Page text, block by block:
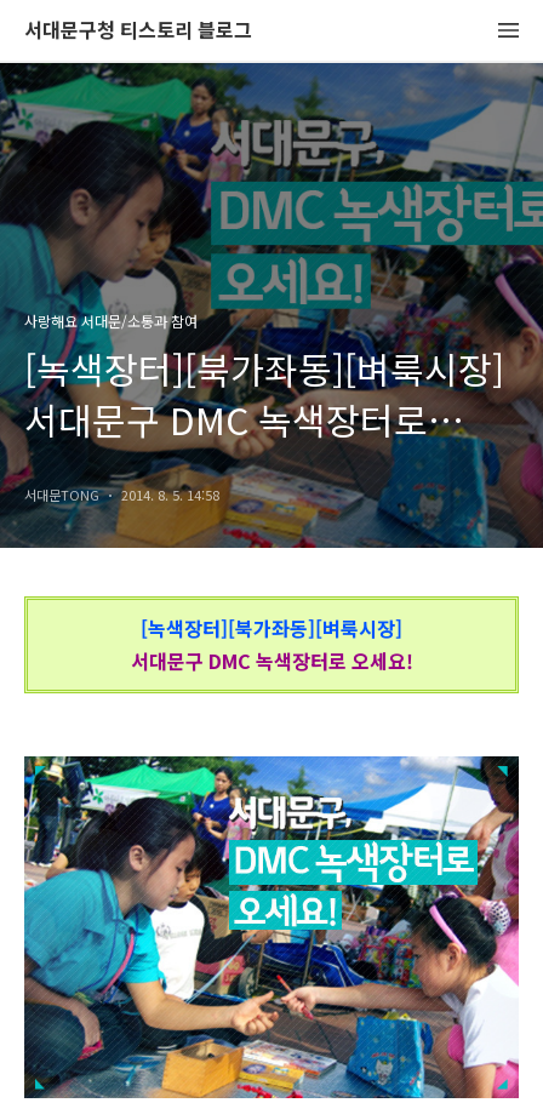
서대문구청 티스토리 블로그
사랑해요 서대문/소통과 참여
[녹색장터][북가좌동][벼룩시장]
서대문구 DMC 녹색장터로
오세요!
서대문TONG 2014. 8. 5. 14:58
[녹색장터][북가좌동][벼룩시장]
서대문구 DMC 녹색장터로 오세요!